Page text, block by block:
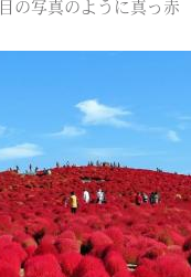
の写真のように真っ赤